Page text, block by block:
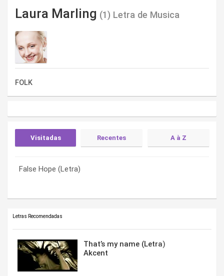
Laura Marling (1) Letra de Musica
FOLK
Visitadas Recentes A à Z
False Hope (Letra)
False Hope (Letra)
False Hope (Letra)
Letras Recomendadas
That’s my name (Letra)
Akcent